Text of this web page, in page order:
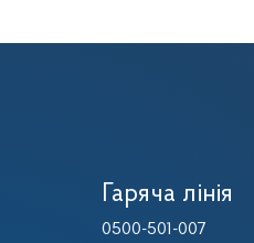
Гаряча лінія
0500-501-007